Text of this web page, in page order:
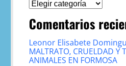
Categorías
Comentarios
Leonor Elisabete
MALTRATO, CRUELDAD Y
ANIMALES EN FORMOSA